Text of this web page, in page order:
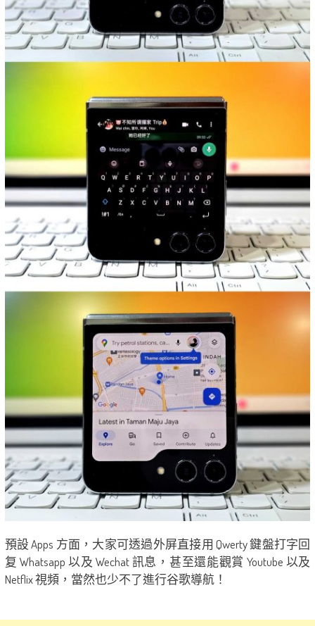
預設 Apps 方面，大家可透過外屏直接用 Qwerty 鍵盤打字回
复 Whatsapp 以及 Wechat 訊息，甚至還能觀賞 Youtube 以及
Netflix 視頻，當然也少不了進行谷歌導航！